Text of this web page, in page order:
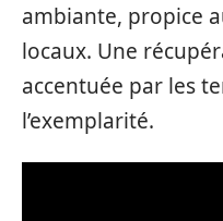
ambiante, propice
locaux. Une
accentuée par les
l’exemplarité.